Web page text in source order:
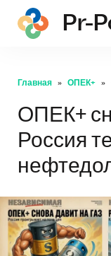
Pr-
Главная ОПЕК+
ОПЕК+
Россия